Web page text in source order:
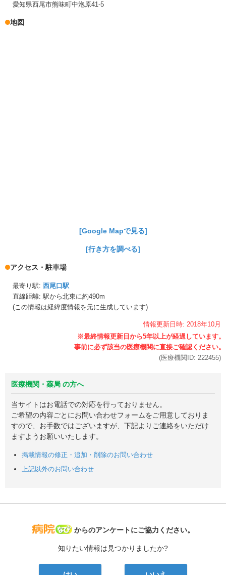
愛知県西尾市熊味町中泡原41-5
地図
[Google Mapで見る]
[行き方を調べる]
アクセス・駐車場
最寄り駅: 西尾口駅
直線距離: 駅から北東に約490m
(この情報は経緯度情報を元に生成しています)
情報更新日時: 2018年10月
(医療機関ID: 222455)
医療機関・薬局 の方へ
当サイトはお電話での対応を行っておりません。
ご希望の内容ごとにお問い合わせフォームをご用意しておりま
すので、お手数ではございますが、下記よりご連絡をいただけ
ますようお願いいたします。
掲載情報の修正・追加・削除のお問い合わせ
上記以外のお問い合わせ
病院なび
からのアンケートにご協力ください。
知りたい情報は見つかりましたか?